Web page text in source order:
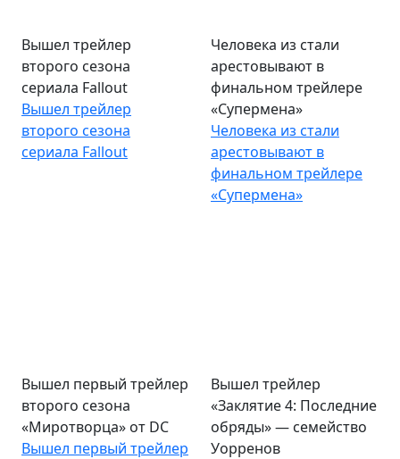
Вышел трейлер
второго сезона
сериала Fallout
Вышел трейлер
второго сезона
сериала Fallout
Человека из стали
арестовывают в
финальном трейлере
«Супермена»
Человека из стали
арестовывают в
финальном трейлере
«Супермена»
Вышел первый трейлер
второго сезона
«Миротворца» от DC
Вышел первый трейлер
Вышел трейлер
«Заклятие 4: Последние
обряды» — семейство
Уорренов